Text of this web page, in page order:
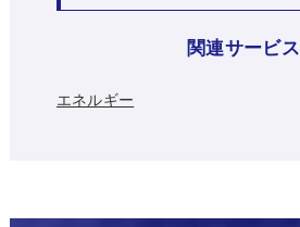
関連サービス
エネルギー